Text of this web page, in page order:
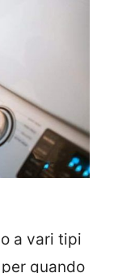
a vari tipi
quando